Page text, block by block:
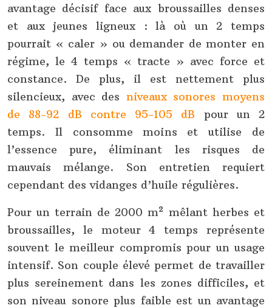
avantage décisif face aux broussailles denses
et aux jeunes ligneux : là où un 2 temps
pourrait « caler » ou demander de monter en
régime, le 4 temps « tracte » avec force et
constance. De plus, il est nettement plus
silencieux, avec des niveaux sonores moyens
de 88-92 dB contre 95-105 dB pour un 2
temps. Il consomme moins et utilise de
l’essence pure, éliminant les risques de
mauvais mélange. Son entretien requiert
cependant des vidanges d’huile régulières.
Pour un terrain de 2000 m² mêlant herbes et
broussailles, le moteur 4 temps représente
souvent le meilleur compromis pour un usage
intensif. Son couple élevé permet de travailler
plus sereinement dans les zones difficiles, et
son niveau sonore plus faible est un avantage